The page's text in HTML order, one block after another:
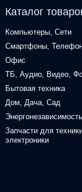
Каталог
Компьютеры, Сети
Смартфоны,
Офис
ТБ, Аудио, Видео,
Бытовая техника
Дом, Дача, Сад
Энергонезависимость
Запчасти для
электроники